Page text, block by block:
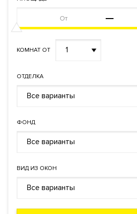
КОМНАТ ОТ 1
ОТДЕЛКА
Все варианты
ФОНД
Все варианты
ВИД ИЗ ОКОН
Все варианты